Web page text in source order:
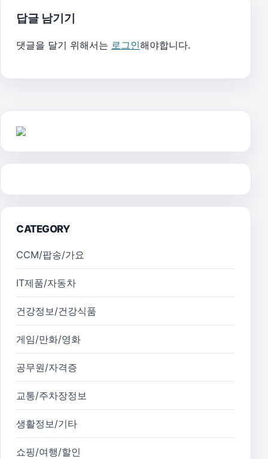
답글 남기기
댓글을 달기 위해서는 로그인해야합니다.
CATEGORY
CCM/팝송/가요
IT제품/자동차
건강정보/건강식품
게임/만화/영화
공무원/자격증
교통/주차장정보
생활정보/기타
쇼핑/여행/할인